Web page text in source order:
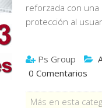
reforzada con
protección al
Ps Group
0 Comentarios
Más en esta